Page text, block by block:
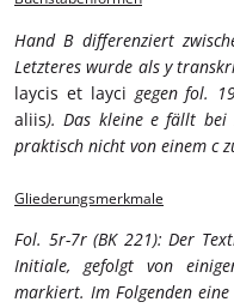
Hand B differenziert
Letzteres wurde als y
laycis et layci gegen fol.
aliis). Das kleine e fällt bei
praktisch nicht von einem c
Gliederungsmerkmale
Fol. 5r-7r (BK 221): Der
Initiale, gefolgt von
markiert. Im Folgenden